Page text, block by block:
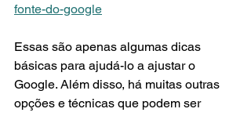
fonte-do-google
Essas são apenas algumas dicas
básicas para ajudá-lo a ajustar o
Google. Além disso, há muitas outras
opções e técnicas que podem ser